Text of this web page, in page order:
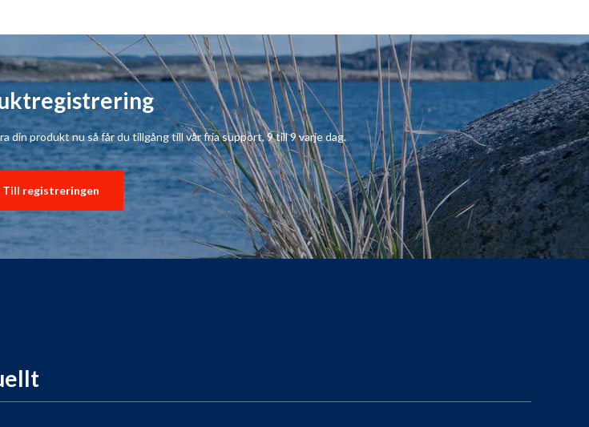
din produkt nu så får du tillgång till vår fria support, 9 till 9 varje dag.
Till registreringen